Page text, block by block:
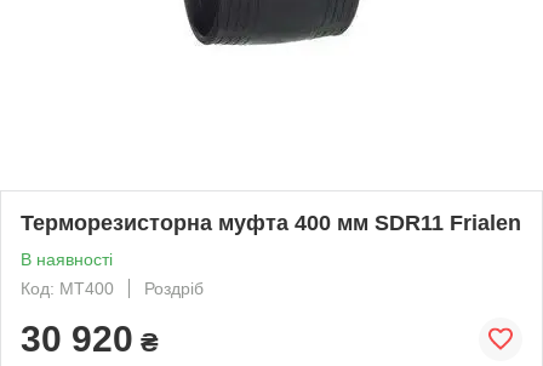
Терморезисторна муфта 400 мм SDR11 Frialen
В наявності
Код: МТ400
Роздріб
30 920 ₴